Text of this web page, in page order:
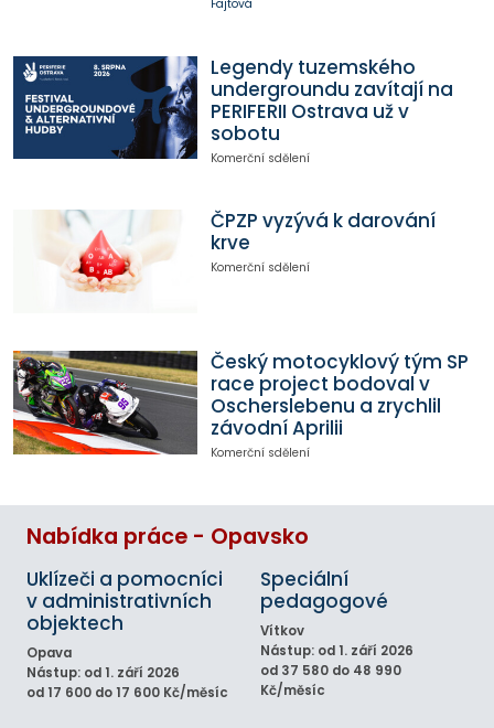
Fajtová
Legendy tuzemského
undergroundu zavítají na
PERIFERII Ostrava už v
sobotu
Komerční sdělení
ČPZP vyzývá k darování
krve
Komerční sdělení
Český motocyklový tým SP
race project bodoval v
Oscherslebenu a zrychlil
závodní Aprilii
Komerční sdělení
Nabídka práce - Opavsko
Uklízeči a pomocníci
v administrativních
objektech
Opava
Nástup: od 1. září 2026
od 17 600 do 17 600 Kč/měsíc
Speciální
pedagogové
Vítkov
Nástup: od 1. září 2026
od 37 580 do 48 990
Kč/měsíc